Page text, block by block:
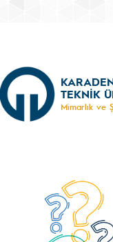
TEKNİK
Mimarlık ve